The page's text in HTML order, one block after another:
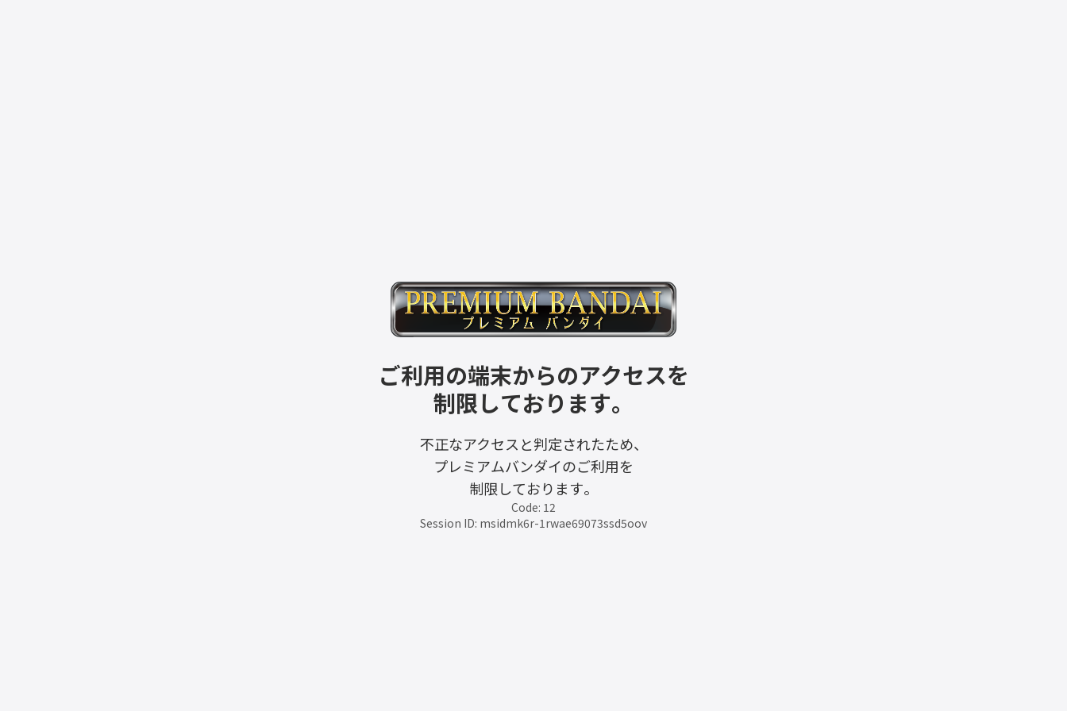
ご利用の端末からのアクセスを
制限しております。
不正なアクセスと判定されたため、
プレミアムバンダイのご利用を
制限しております。
Code: 12
Session ID: msidmk6r-1rwae69073ssd5oov